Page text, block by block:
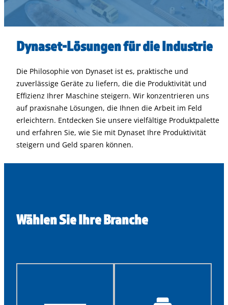
Dynaset-Lösungen für die Industrie
Die Philosophie von Dynaset ist es, praktische und
zuverlässige Geräte zu liefern, die die Produktivität und
Effizienz Ihrer Maschine steigern. Wir konzentrieren uns
auf praxisnahe Lösungen, die Ihnen die Arbeit im Feld
erleichtern. Entdecken Sie unsere vielfältige Produktpalette
und erfahren Sie, wie Sie mit Dynaset Ihre Produktivität
steigern und Geld sparen können.
Wählen Sie Ihre Branche